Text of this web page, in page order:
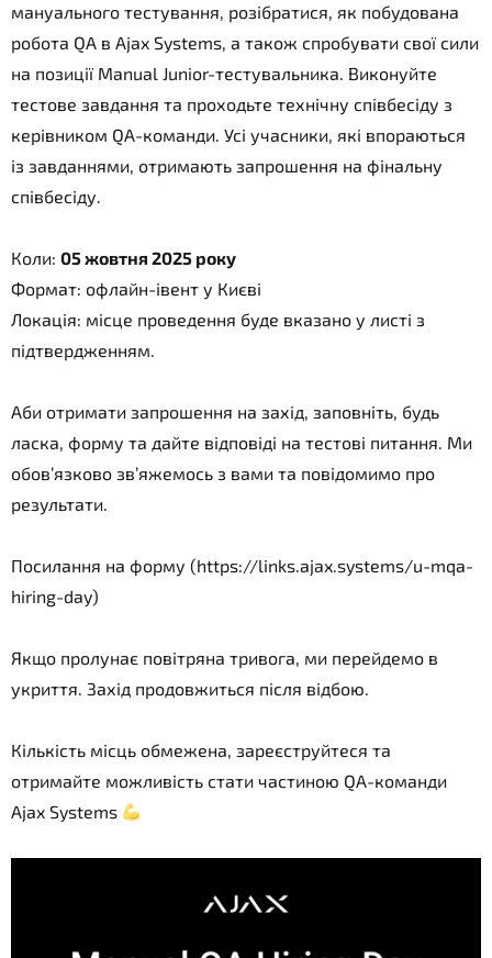
мануального тестування, розібратися, як побудована
робота QA в Ajax Systems, а також спробувати свої сили
на позиції Manual Junior-тестувальника. Виконуйте
тестове завдання та проходьте технічну співбесіду з
керівником QA-команди. Усі учасники, які впораються
із завданнями, отримають запрошення на фінальну
співбесіду.
Коли: 05 жовтня 2025 року
Формат: офлайн-івент у Києві
Локація: місце проведення буде вказано у листі з
підтвердженням.
Аби отримати запрошення на захід, заповніть, будь
ласка, форму та дайте відповіді на тестові питання. Ми
обовʼязково звʼяжемось з вами та повідомимо про
результати.
Посилання на форму (https://links.ajax.systems/u-mqa-
hiring-day)
Якщо пролунає повітряна тривога, ми перейдемо в
укриття. Захід продовжиться після відбою.
Кількість місць обмежена, зареєструйтеся та
отримайте можливість стати частиною QA-команди
Ajax Systems